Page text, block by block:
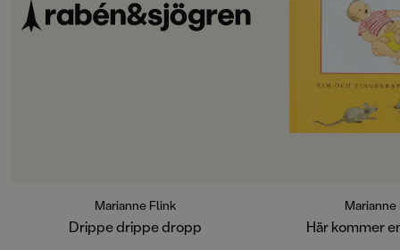
Marianne Flink
Drippe drippe dropp Här kommer